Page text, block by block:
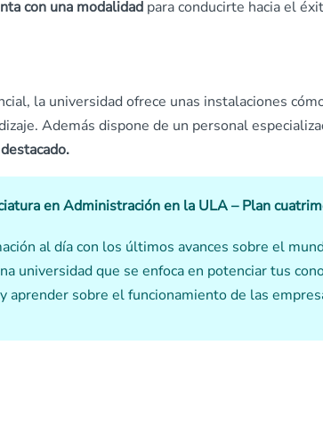
con una modalidad para conducirte hacia el
la universidad ofrece unas instalaciones
Además dispone de un personal
en Administración en la ULA – Plan
al día con los últimos avances sobre el
universidad que se enfoca en potenciar tus
aprender sobre el funcionamiento de las